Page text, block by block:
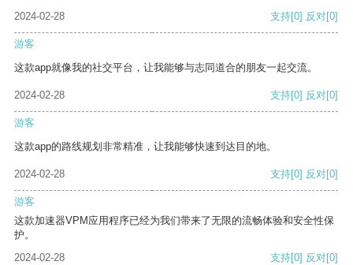
2024-02-28 支持[0] 反对[0]
游客
这款app就像我的社交平台，让我能够与志同道合的朋友一起交流。
2024-02-28 支持[0] 反对[0]
游客
这款app的路线规划非常精准，让我能够快速到达目的地。
2024-02-28 支持[0] 反对[0]
游客
这款加速器VPM应用程序已经为我们带来了无限的流畅体验和安全性保
护。
2024-02-28
支持[0] 反对[0]